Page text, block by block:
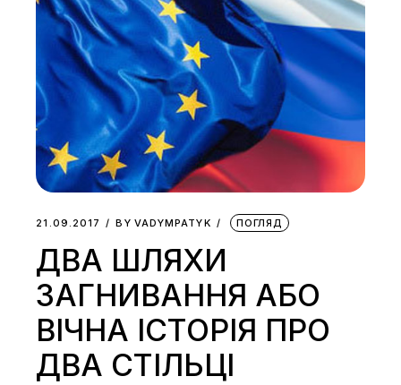
21.09.2017 BY VADYMPATYK ПОГЛЯД
ДВА ШЛЯХИ
ЗАГНИВАННЯ АБО
ВІЧНА ІСТОРІЯ ПРО
ДВА СТІЛЬЦІ